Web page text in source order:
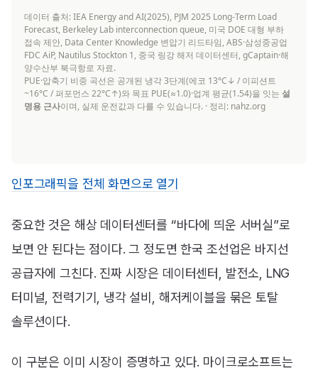
인포그래픽을 전체 화면으로 열기
중요한 것은 해상 데이터센터를 “바다에 띄운 서버실”로
보면 안 된다는 점이다. 그 정도면 한국 조선업은 바지선
공급자에 그친다. 진짜 시장은 데이터센터, 발전소, LNG
터미널, 전력기기, 냉각 설비, 해저케이블을 묶은 토탈
솔루션이다.
이 구분은 이미 시장이 증명하고 있다. 마이크로소프트는